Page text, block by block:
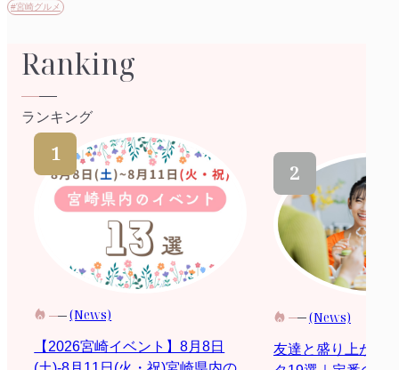
#宮崎グルメ
Ranking
ランキング
(News)
【2026宮崎イベント】8月8日
(News)
友達と盛り上がる